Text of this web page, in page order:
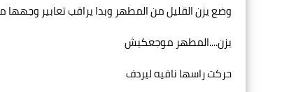
وضع يزن القليل من المطهر وبدا يراقب تعابير وجهها
يزن....المطهر موجعكيش
حركت راسها نافيه ليردف